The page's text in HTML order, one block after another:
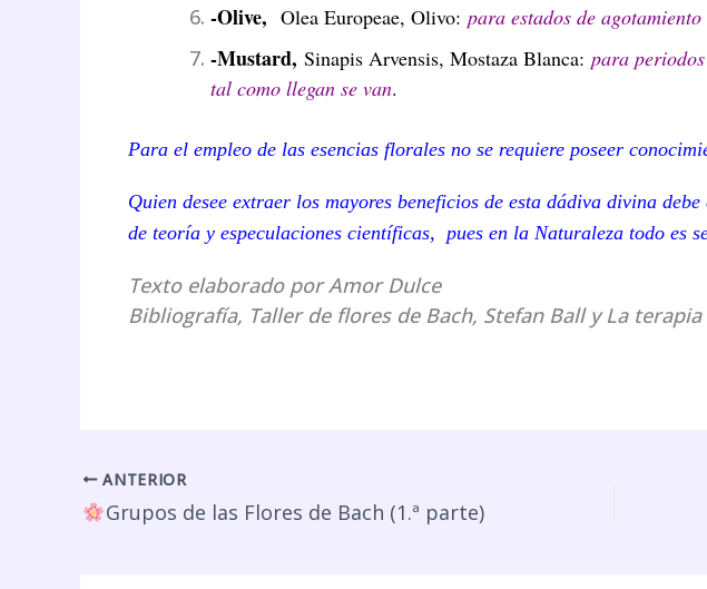
-Olive, Olea Europeae, Olivo: para estados de
-Mustard, Sinapis Arvensis, Mostaza Blanca: para
tal como llegan se van.
Para el empleo de las esencias florales no se requiere poseer
Quien desee extraer los mayores beneficios de esta dádiva divina
de teoría y especulaciones científicas, pues en la Naturaleza todo
Texto elaborado por Amor Dulce
Bibliografía, Taller de flores de Bach, Stefan Ball yLa
ANTERIOR
Grupos de las Flores de Bach (1.ª parte)